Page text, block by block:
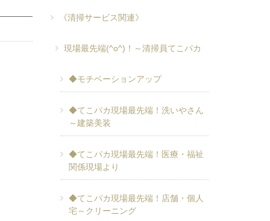
《清掃サービス関連》
現場最先端(^o^)！～清掃員てこパカ
◆モチベーションアップ
◆てこパカ現場最先端！洗いやさん
～建築美装
◆てこパカ現場最先端！医療・福祉
関係現場より
◆てこパカ現場最先端！店舗・個人
宅～クリーニング